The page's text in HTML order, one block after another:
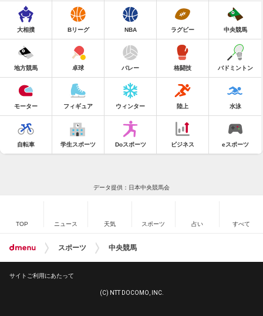
大相撲 Bリーグ NBA ラグビー 中央競馬
地方競馬 卓球 バレー 格闘技 バドミントン
モーター フィギュア ウィンター 陸上 水泳
自転車 学生スポーツ Doスポーツ ビジネス eスポーツ
データ提供：日本中央競馬会
TOP ニュース 天気 スポーツ 占い すべて
スポーツ 中央競馬
サイトご利用にあたって
(C) NTT DOCOMO, INC.